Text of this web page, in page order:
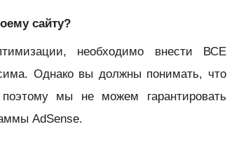
сайту?
необходимо внести ВСЕ
Однако вы должны понимать, что
мы не можем гарантировать
AdSense.